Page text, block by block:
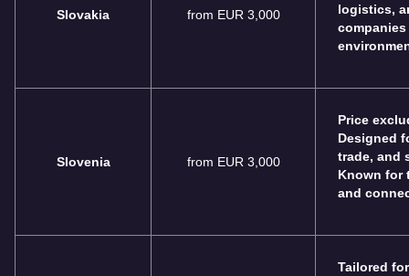
Slovakia from EUR 3,000
logistics,
Slovenia from EUR 3,000
Price
Designed
trade, and
Known for
and
Tailored